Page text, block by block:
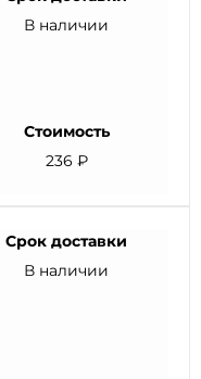
В наличии
Стоимость
236 ₽
Срок доставки
В наличии